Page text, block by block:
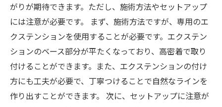
がりが期待できます。ただし、施術方法やセットアップ
には注意が必要です。 まず、施術方法ですが、専用のエ
クステンションを使用することが必要です。エクステン
ションのベース部分が平たくなっており、高密着で取り
付けることができます。また、エクステンションの付け
方にも工夫が必要で、丁寧つけることで自然なラインを
作り出すことができます。 次に、セットアップに注意が